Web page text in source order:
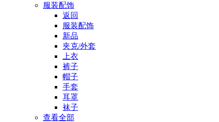
服装配饰
返回
服装配饰
新品
夹克/外套
上衣
裤子
帽子
手套
耳罩
袜子
查看全部